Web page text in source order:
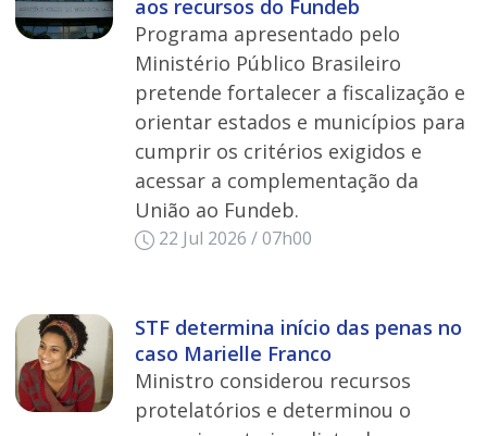
aos recursos do Fundeb
Programa apresentado pelo
Ministério Público Brasileiro
pretende fortalecer a fiscalização e
orientar estados e municípios para
cumprir os critérios exigidos e
acessar a complementação da
União ao Fundeb.
22 Jul 2026 / 07h00
STF determina início das penas no
caso Marielle Franco
Ministro considerou recursos
protelatórios e determinou o